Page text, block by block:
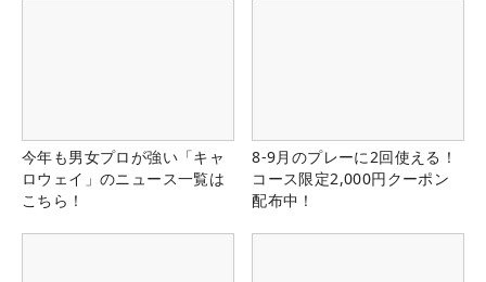
今年も男女プロが強い「キャ
ロウェイ」のニュース一覧は
こちら！
8-9月のプレーに2回使える！
コース限定2,000円クーポン
配布中！